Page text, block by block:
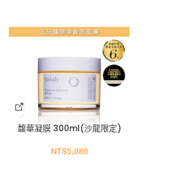
馥華凝膜 300ml(沙龍限定)
NT$5,080